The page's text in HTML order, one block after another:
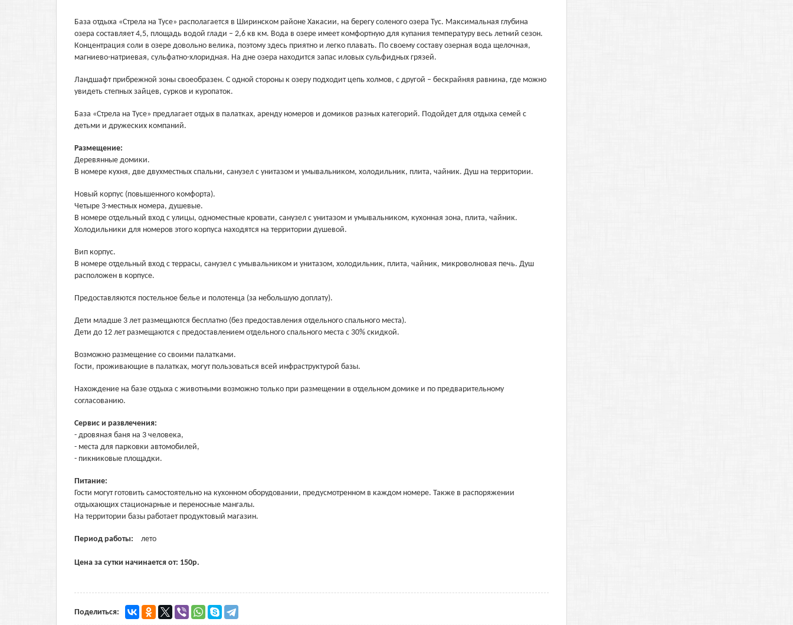
База отдыха «Стрела на Тусе» располагается в Ширинском районе Хакасии, на берегу соленого озера Тус. Максимальная глубина
озера составляет 4,5, площадь водой глади – 2,6 кв км. Вода в озере имеет комфортную для купания температуру весь летний сезон.
Концентрация соли в озере довольно велика, поэтому здесь приятно и легко плавать. По своему составу озерная вода щелочная,
магниево-натриевая, сульфатно-хлоридная. На дне озера находится запас иловых сульфидных грязей.
Ландшафт прибрежной зоны своеобразен. С одной стороны к озеру подходит цепь холмов, с другой – бескрайняя равнина, где можно
увидеть степных зайцев, сурков и куропаток.
База «Стрела на Тусе» предлагает отдых в палатках, аренду номеров и домиков разных категорий. Подойдет для отдыха семей с
детьми и дружеских компаний.
Размещение:
Деревянные домики.
В номере кухня, две двухместных спальни, санузел с унитазом и умывальником, холодильник, плита, чайник. Душ на территории.
Новый корпус (повышенного комфорта).
Четыре 3-местных номера, душевые.
В номере отдельный вход с улицы, одноместные кровати, санузел с унитазом и умывальником, кухонная зона, плита, чайник.
Холодильники для номеров этого корпуса находятся на территории душевой.
Вип корпус.
В номере отдельный вход с террасы, санузел с умывальником и унитазом, холодильник, плита, чайник, микроволновая печь. Душ
расположен в корпусе.
Предоставляются постельное белье и полотенца (за небольшую доплату).
Дети младше 3 лет размещаются бесплатно (без предоставления отдельного спального места).
Дети до 12 лет размещаются с предоставлением отдельного спального места с 30% скидкой.
Возможно размещение со своими палатками.
Гости, проживающие в палатках, могут пользоваться всей инфраструктурой базы.
Нахождение на базе отдыха с животными возможно только при размещении в отдельном домике и по предварительному
согласованию.
Сервис и развлечения:
- дровяная баня на 3 человека,
- места для парковки автомобилей,
- пикниковые площадки.
Питание:
Гости могут готовить самостоятельно на кухонном оборудовании, предусмотренном в каждом номере. Также в распоряжении
отдыхающих стационарные и переносные мангалы.
На территории базы работает продуктовый магазин.
Период работы: лето
Цена за сутки начинается от: 150р.
Поделиться: